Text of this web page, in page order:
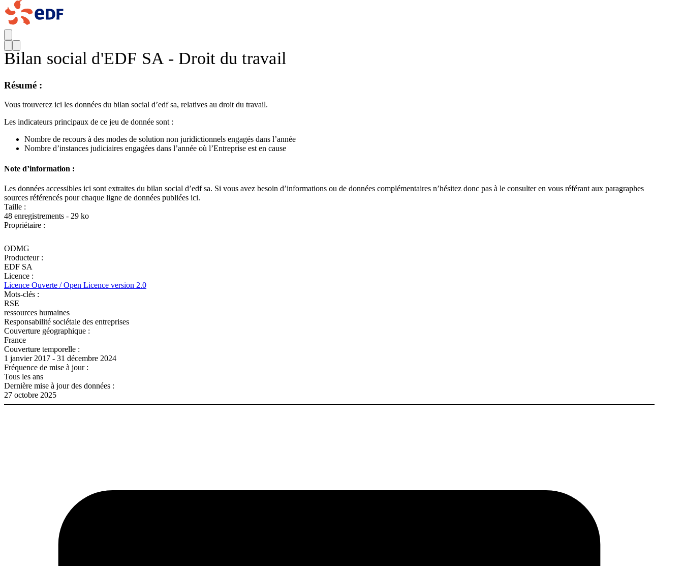
Bilan social d'EDF SA - Droit du travail
Résumé :
Vous trouverez ici les données du bilan social d’edf sa, relatives au droit du travail.
Les indicateurs principaux de ce jeu de donnée sont :
Nombre de recours à des modes de solution non juridictionnels engagés dans l’année
Nombre d’instances judiciaires engagées dans l’année où l’Entreprise est en cause
Note d’information :
Les données accessibles ici sont extraites du bilan social d’edf sa. Si vous avez besoin d’informations ou de données complémentaires n’hésitez donc pas à le consulter en vous référant aux paragraphes
sources référencés pour chaque ligne de données publiées ici.
Taille :
48 enregistrements - 29 ko
Propriétaire :
ODMG
Producteur :
EDF SA
Licence :
Licence Ouverte / Open Licence version 2.0
Mots-clés :
RSE
ressources humaines
Responsabilité sociétale des entreprises
Couverture géographique :
France
Couverture temporelle :
1 janvier 2017 - 31 décembre 2024
Fréquence de mise à jour :
Tous les ans
Dernière mise à jour des données :
27 octobre 2025